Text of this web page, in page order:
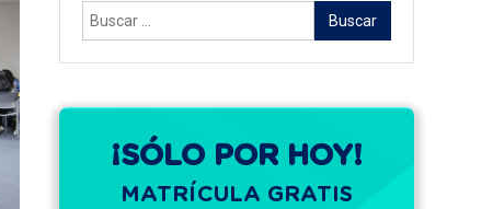
Buscar:
¡SÓLO POR HOY!
MATRÍCULA GRATIS